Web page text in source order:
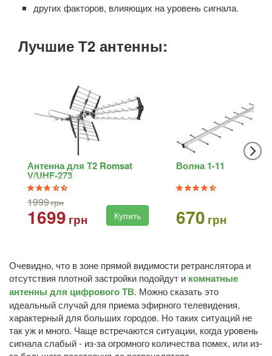
других факторов, влияющих на уровень сигнала.
Лучшие Т2 антенны:
Антенна для Т2 Romsat
V/UHF-273
1999грн
1699 грн Купить
Волна 1-11
670 грн
Очевидно, что в зоне прямой видимости ретранслятора и
отсутствия плотной застройки подойдут и комнатные
антенны для цифрового ТВ. Можно сказать это
идеальный случай для приема эфирного телевидения,
характерный для больших городов. Но таких ситуаций не
так уж и много. Чаще встречаются ситуации, когда уровень
сигнала слабый - из-за огромного количества помех, или из-